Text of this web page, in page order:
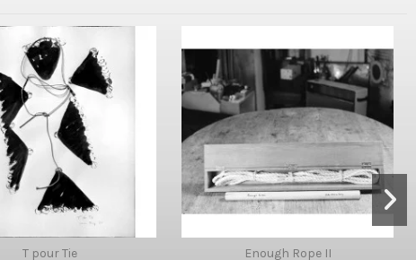
T pour Tie Enough Rope II